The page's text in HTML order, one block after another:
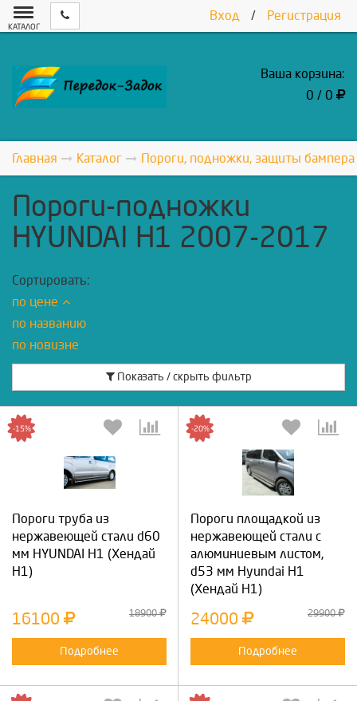
Вход / Регистрация
КАТАЛОГ
Ваша корзина:
0 / 0
Главная Каталог Пороги, подножки, защиты
Пороги-подножки
HYUNDAI H1 2007-2017
Сортировать:
по цене
по названию
по новизне
Показать / скрыть фильтр
Пороги труба из
нержавеющей стали d60
мм HYUNDAI Н1 (Хендай
Н1)
-15%
16100 18900
Подробнее
Пороги площадкой из
нержавеющей стали с
алюминиевым листом,
d53 мм Hyundai H1
(Хендай Н1)
-20%
24000 29900
Подробнее